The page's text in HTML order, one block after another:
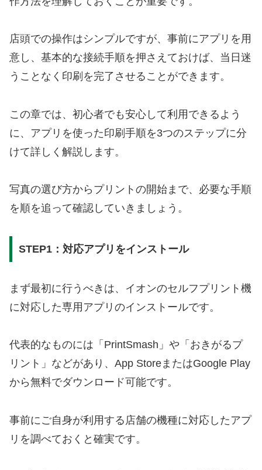
店頭での操作はシンプルですが、事前にアプリを用
意し、基本的な接続手順を押さえておけば、当日迷
うことなく印刷を完了させることができます。
この章では、初心者でも安心して利用できるよう
に、アプリを使った印刷手順を3つのステップに分
けて詳しく解説します。
写真の選び方からプリントの開始まで、必要な手順
を順を追って確認していきましょう。
STEP1：対応アプリをインストール
まず最初に行うべきは、イオンのセルフプリント機
に対応した専用アプリのインストールです。
代表的なものには「PrintSmash」や「おきがるプ
リント」などがあり、App StoreまたはGoogle Play
から無料でダウンロード可能です。
事前にご自身が利用する店舗の機種に対応したアプ
リを調べておくと確実です。